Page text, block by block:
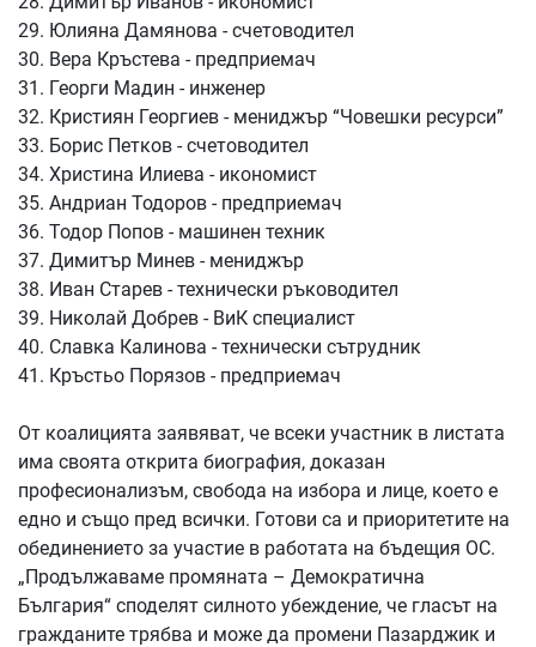
29. Юлияна Дамянова - счетоводител
30. Вера Кръстева - предприемач
31. Георги Мадин - инженер
32. Кристиян Георгиев - мениджър “Човешки ресурси”
33. Борис Петков - счетоводител
34. Христина Илиева - икономист
35. Андриан Тодоров - предприемач
36. Тодор Попов - машинен техник
37. Димитър Минев - мениджър
38. Иван Старев - технически ръководител
39. Николай Добрев - ВиК специалист
40. Славка Калинова - технически сътрудник
41. Кръстьо Порязов - предприемач
От коалицията заявяват, че всеки участник в листата
има своята открита биография, доказан
професионализъм, свобода на избора и лице, което е
едно и също пред всички. Готови са и приоритетите на
обединението за участие в работата на бъдещия ОС.
„Продължаваме промяната – Демократична
България“ споделят силното убеждение, че гласът на
гражданите трябва и може да промени Пазарджик и